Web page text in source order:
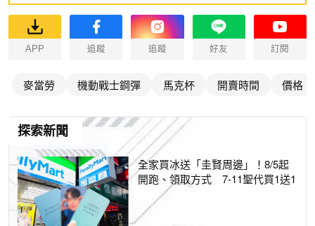
APP 追蹤 追蹤 好友 訂閱
麥當勞 機動戰士鋼彈 馬克杯 開賣時間 價格
探索新聞
全家買冰送「圭賢周邊」！8/5起
開跑、領取方式 7-11聖代買1送1